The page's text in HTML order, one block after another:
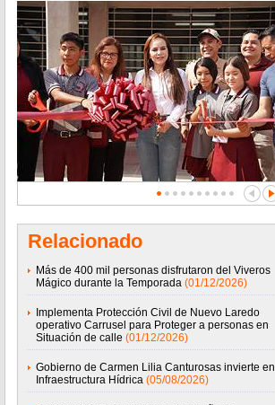
Relacionado
Más de 400 mil personas disfrutaron del Viveros
Mágico durante la Temporada (01/12/2026)
Implementa Protección Civil de Nuevo Laredo
operativo Carrusel para Proteger a personas en
Situación de calle (01/12/2026)
Gobierno de Carmen Lilia Canturosas invierte en
Infraestructura Hídrica (05/08/2026)